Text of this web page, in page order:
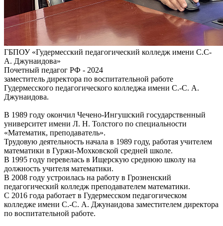
ГБПОУ «Гудермесский педагогический колледж имени С.С-
А. Джунаидова»
Почетный педагог РФ - 2024
заместитель директора по воспитательной работе
Гудермесского педагогического колледжа имени С.-С. А.
Джунаидова.
В 1989 году окончил Чечено-Ингушский государственный
университет имени Л. Н. Толстого по специальности
«Математик, преподаватель».
Трудовую деятельность начала в 1989 году, работая учителем
математики в Гуржи-Мохковской средней школе.
В 1995 году перевелась в Ищерскую среднюю школу на
должность учителя математики.
В 2008 году устроилась на работу в Грозненский
педагогический колледж преподавателем математики.
С 2016 года работает в Гудермесском педагогическом
колледже имени С.-С. А. Джунаидова заместителем директора
по воспитательной работе.